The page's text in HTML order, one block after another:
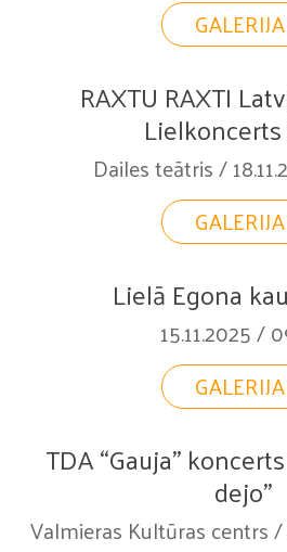
GALERIJA
RAXTU RAXTI
Dailes teātris /
GALERIJA
Lielā Egona
15.11.2025 /
GALERIJA
TDA “Gauja”
dejo”
Valmieras Kultūras centrs